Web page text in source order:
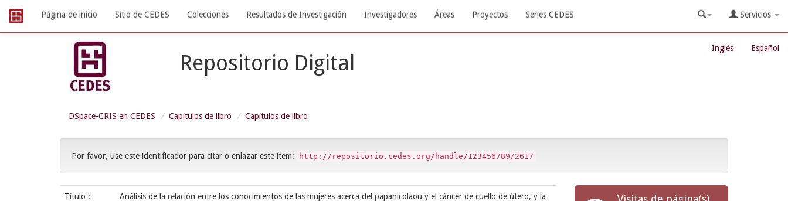
navigation
Página de inicio Sitio de CEDES Colecciones Resultados de Investigación Investigadores Áreas Proyectos Series CEDES Servicios
Inglés Español
Repositorio Digital
DSpace-CRIS en CEDES Capítulos de libro Capítulos de libro
Por favor, use este identificador para citar o enlazar este ítem: http://repositorio.cedes.org/handle/123456789/2617
Título :
Análisis de la relación entre los conocimientos de las mujeres acerca del papanicolaou y el cáncer de cuello de útero, y la